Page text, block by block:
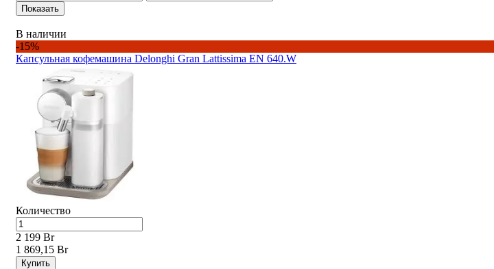
Показать
В наличии
-15%
Капсульная кофемашина Delonghi Gran Lattissima EN 640.W
Количество
2 199 Br
1 869,15 Br
Купить